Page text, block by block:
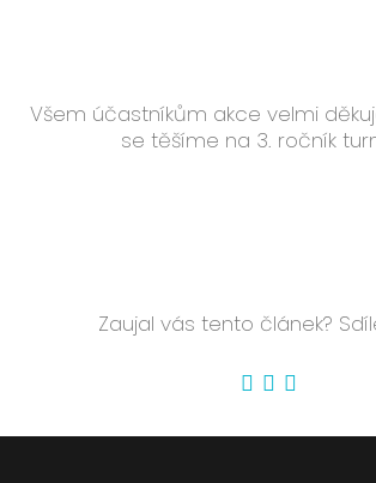
Všem účastníkům akce velmi
se těšíme na 3. ročník
Zaujal vás tento článek?